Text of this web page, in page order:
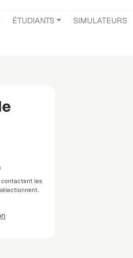
ÉTUDIANTS SIMULATEURS
contactent les